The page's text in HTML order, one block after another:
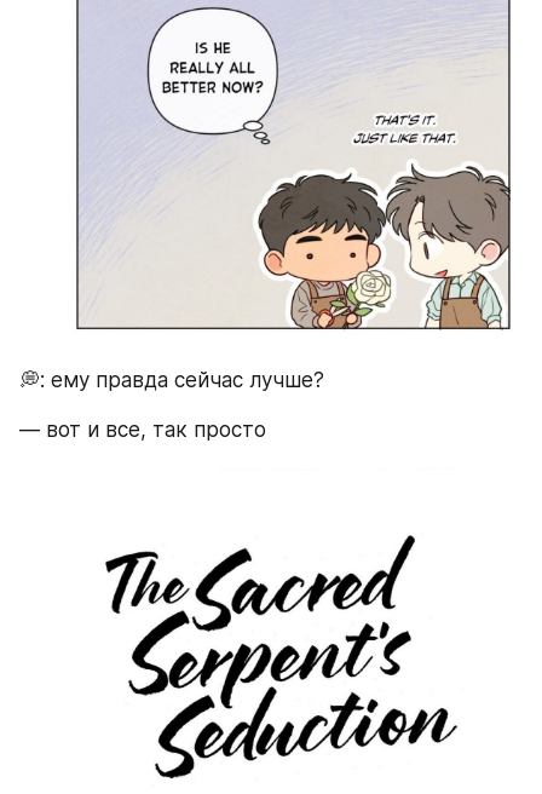
💭: ему правда сейчас лучше?
— вот и все, так просто